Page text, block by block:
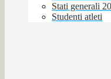
Stati generali
Studenti atleti